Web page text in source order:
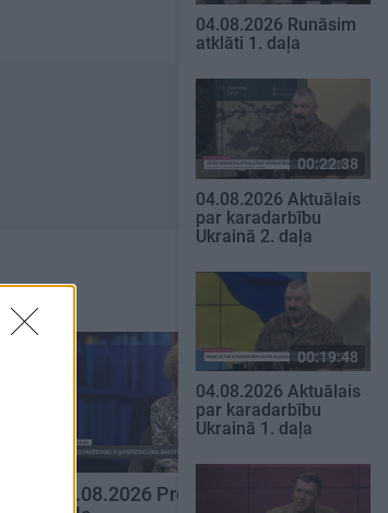
05.08.2026 Preses klubs 1.
04.08.2026 Runāsim
atklāti 1. daļa
00:22:38
04.08.2026 Aktuālais
par karadarbību
Ukrainā 2. daļa
00:19:48
04.08.2026 Aktuālais
par karadarbību
Ukrainā 1. daļa